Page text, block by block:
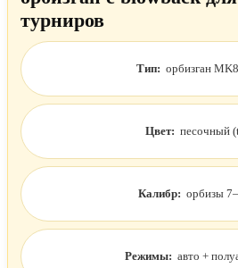
турниров
Тип: орбизган
Цвет: песочный
Калибр: орбизы
Режимы: авто +